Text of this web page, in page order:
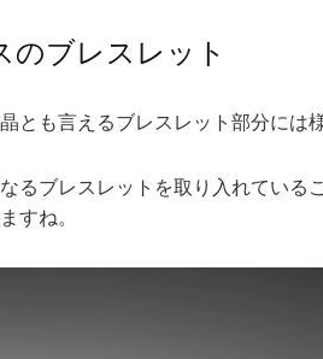
のブレスレット
とも言えるブレスレット部分には
るブレスレットを取り入れている
すね。